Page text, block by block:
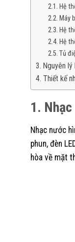
2.1. Hệ
2.2. Máy
2.3. Hệ
2.4. Hệ
2.5. Tủ
3. Nguyên
4. Thiết kế
1.
Nhạc nước
phun, đèn
hòa về mặt